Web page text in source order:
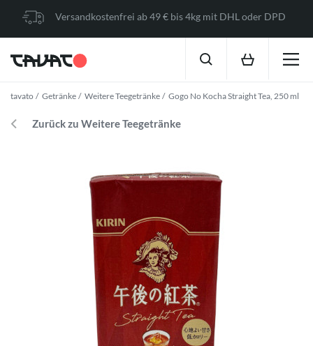
Versandkostenfrei ab 49 € bis 4kg mit DHL oder DPD
tavato Getränke Weitere Teegetränke Gogo No Kocha Straight Tea, 250 ml
Zurück zu Weitere Teegetränke